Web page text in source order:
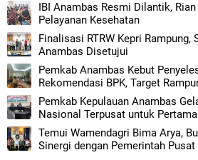
IBI Anambas Resmi Dilantik,
Pelayanan Kesehatan
Finalisasi RTRW Kepri Rampung,
Anambas Disetujui
Pemkab Anambas Kebut
Rekomendasi BPK, Target
Pemkab Kepulauan Anambas
Nasional Terpusat untuk
Temui Wamendagri Bima Arya,
Sinergi dengan Pemerintah Pusat